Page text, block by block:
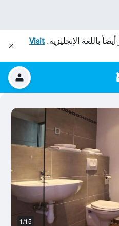
باللغة الإنجليزية.Visit
1/15